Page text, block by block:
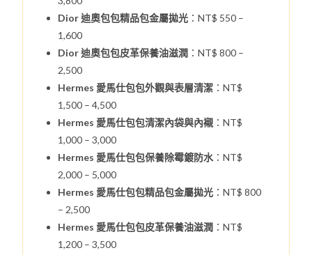
Dior 迪奧包包精品包金屬拋光 ：NT$ 550 –
1,600
Dior 迪奧包包皮革保養油滋潤 ：NT$ 800 –
2,500
Hermes 愛馬仕包包外觀與表層清潔 ：NT$
1,500 – 4,500
Hermes 愛馬仕包包清潔內袋與內襯 ：NT$
1,000 – 3,000
Hermes 愛馬仕包包保養除霉鍍防水 ：NT$
2,000 – 5,000
Hermes 愛馬仕包包精品包金屬拋光 ：NT$ 800
– 2,500
Hermes 愛馬仕包包皮革保養油滋潤 ：NT$
1,200 – 3,500